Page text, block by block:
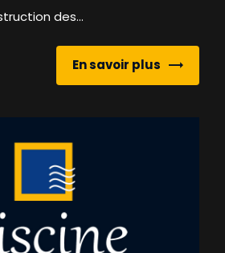
des...
En savoir plus